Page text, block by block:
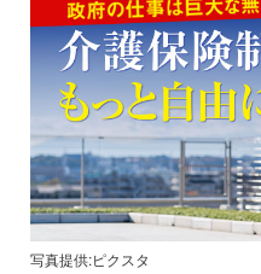
写真提供:ピクスタ